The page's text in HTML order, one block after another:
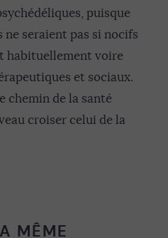
puisque
seraient pas si nocifs
habituellement voire
et sociaux.
chemin de la santé
croiser celui de la
MÊME